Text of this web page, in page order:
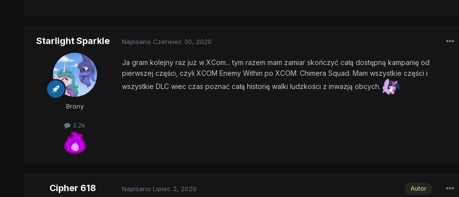
Starlight Sparkle
Brony
3.2k
Napisano Czerwiec 30, 2020
Ja gram kolejny raz już w XCom... tym razem mam zamiar skończyć całą dostępną kampanię od
pierwszej części, czyli XCOM Enemy Within po XCOM: Chimera Squad. Mam wszystkie części i
wszystkie DLC wiec czas poznać całą historię walki ludzkości z inwazją obcych.
Cipher 618 Autor
Napisano Lipiec 2, 2020